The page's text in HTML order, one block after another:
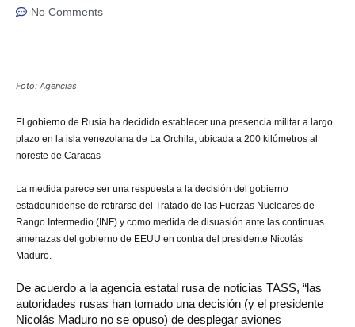
No Comments
Foto: Agencias
El gobierno de Rusia ha decidido establecer una presencia militar a largo
plazo en la isla venezolana de La Orchila, ubicada a 200 kilómetros al
noreste de Caracas
La medida parece ser una respuesta a la decisión del gobierno
estadounidense de retirarse del Tratado de las Fuerzas Nucleares de
Rango Intermedio (INF) y como medida de disuasión ante las continuas
amenazas del gobierno de EEUU en contra del presidente Nicolás
Maduro.
De acuerdo a la agencia estatal rusa de noticias TASS, “las
autoridades rusas han tomado una decisión (y el presidente
Nicolás Maduro no se opuso) de desplegar aviones